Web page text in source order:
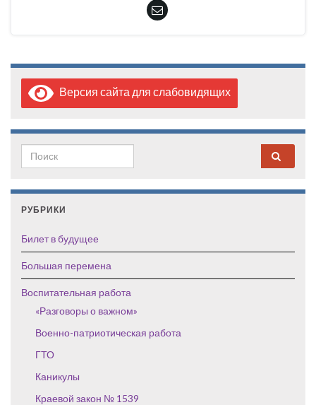
Версия сайта для слабовидящих
Search for:
РУБРИКИ
Билет в будущее
Большая перемена
Воспитательная работа
«Разговоры о важном»
Военно-патриотическая работа
ГТО
Каникулы
Краевой закон № 1539